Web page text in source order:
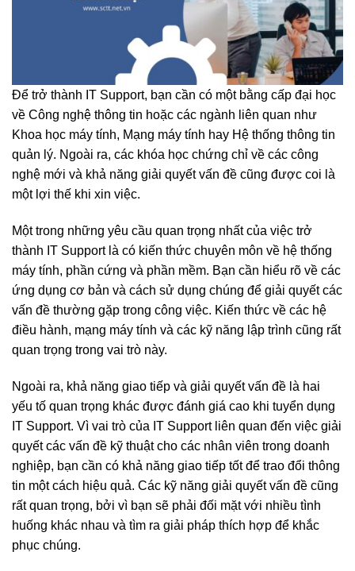
Để trở thành IT Support, bạn cần có một bằng cấp đại học
về Công nghệ thông tin hoặc các ngành liên quan như
Khoa học máy tính, Mạng máy tính hay Hệ thống thông tin
quản lý. Ngoài ra, các khóa học chứng chỉ về các công
nghệ mới và khả năng giải quyết vấn đề cũng được coi là
một lợi thế khi xin việc.
Một trong những yêu cầu quan trọng nhất của việc trở
thành IT Support là có kiến thức chuyên môn về hệ thống
máy tính, phần cứng và phần mềm. Bạn cần hiểu rõ về các
ứng dụng cơ bản và cách sử dụng chúng để giải quyết các
vấn đề thường gặp trong công việc. Kiến thức về các hệ
điều hành, mạng máy tính và các kỹ năng lập trình cũng rất
quan trọng trong vai trò này.
Ngoài ra, khả năng giao tiếp và giải quyết vấn đề là hai
yếu tố quan trọng khác được đánh giá cao khi tuyển dụng
IT Support. Vì vai trò của IT Support liên quan đến việc giải
quyết các vấn đề kỹ thuật cho các nhân viên trong doanh
nghiệp, bạn cần có khả năng giao tiếp tốt để trao đổi thông
tin một cách hiệu quả. Các kỹ năng giải quyết vấn đề cũng
rất quan trọng, bởi vì bạn sẽ phải đối mặt với nhiều tình
huống khác nhau và tìm ra giải pháp thích hợp để khắc
phục chúng.